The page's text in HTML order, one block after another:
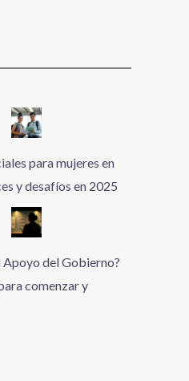
para mujeres en
y desafíos en 2025
Apoyo del Gobierno?
comenzar y